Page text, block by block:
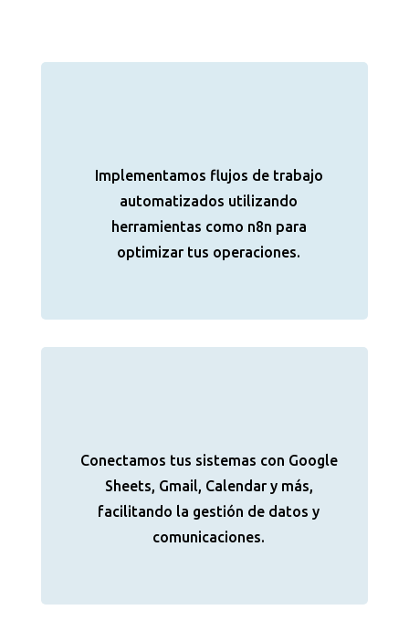
Implementamos flujos de trabajo
automatizados utilizando
herramientas como n8n para
optimizar tus operaciones.
Conectamos tus sistemas con Google
Sheets, Gmail, Calendar y más,
facilitando la gestión de datos y
comunicaciones.